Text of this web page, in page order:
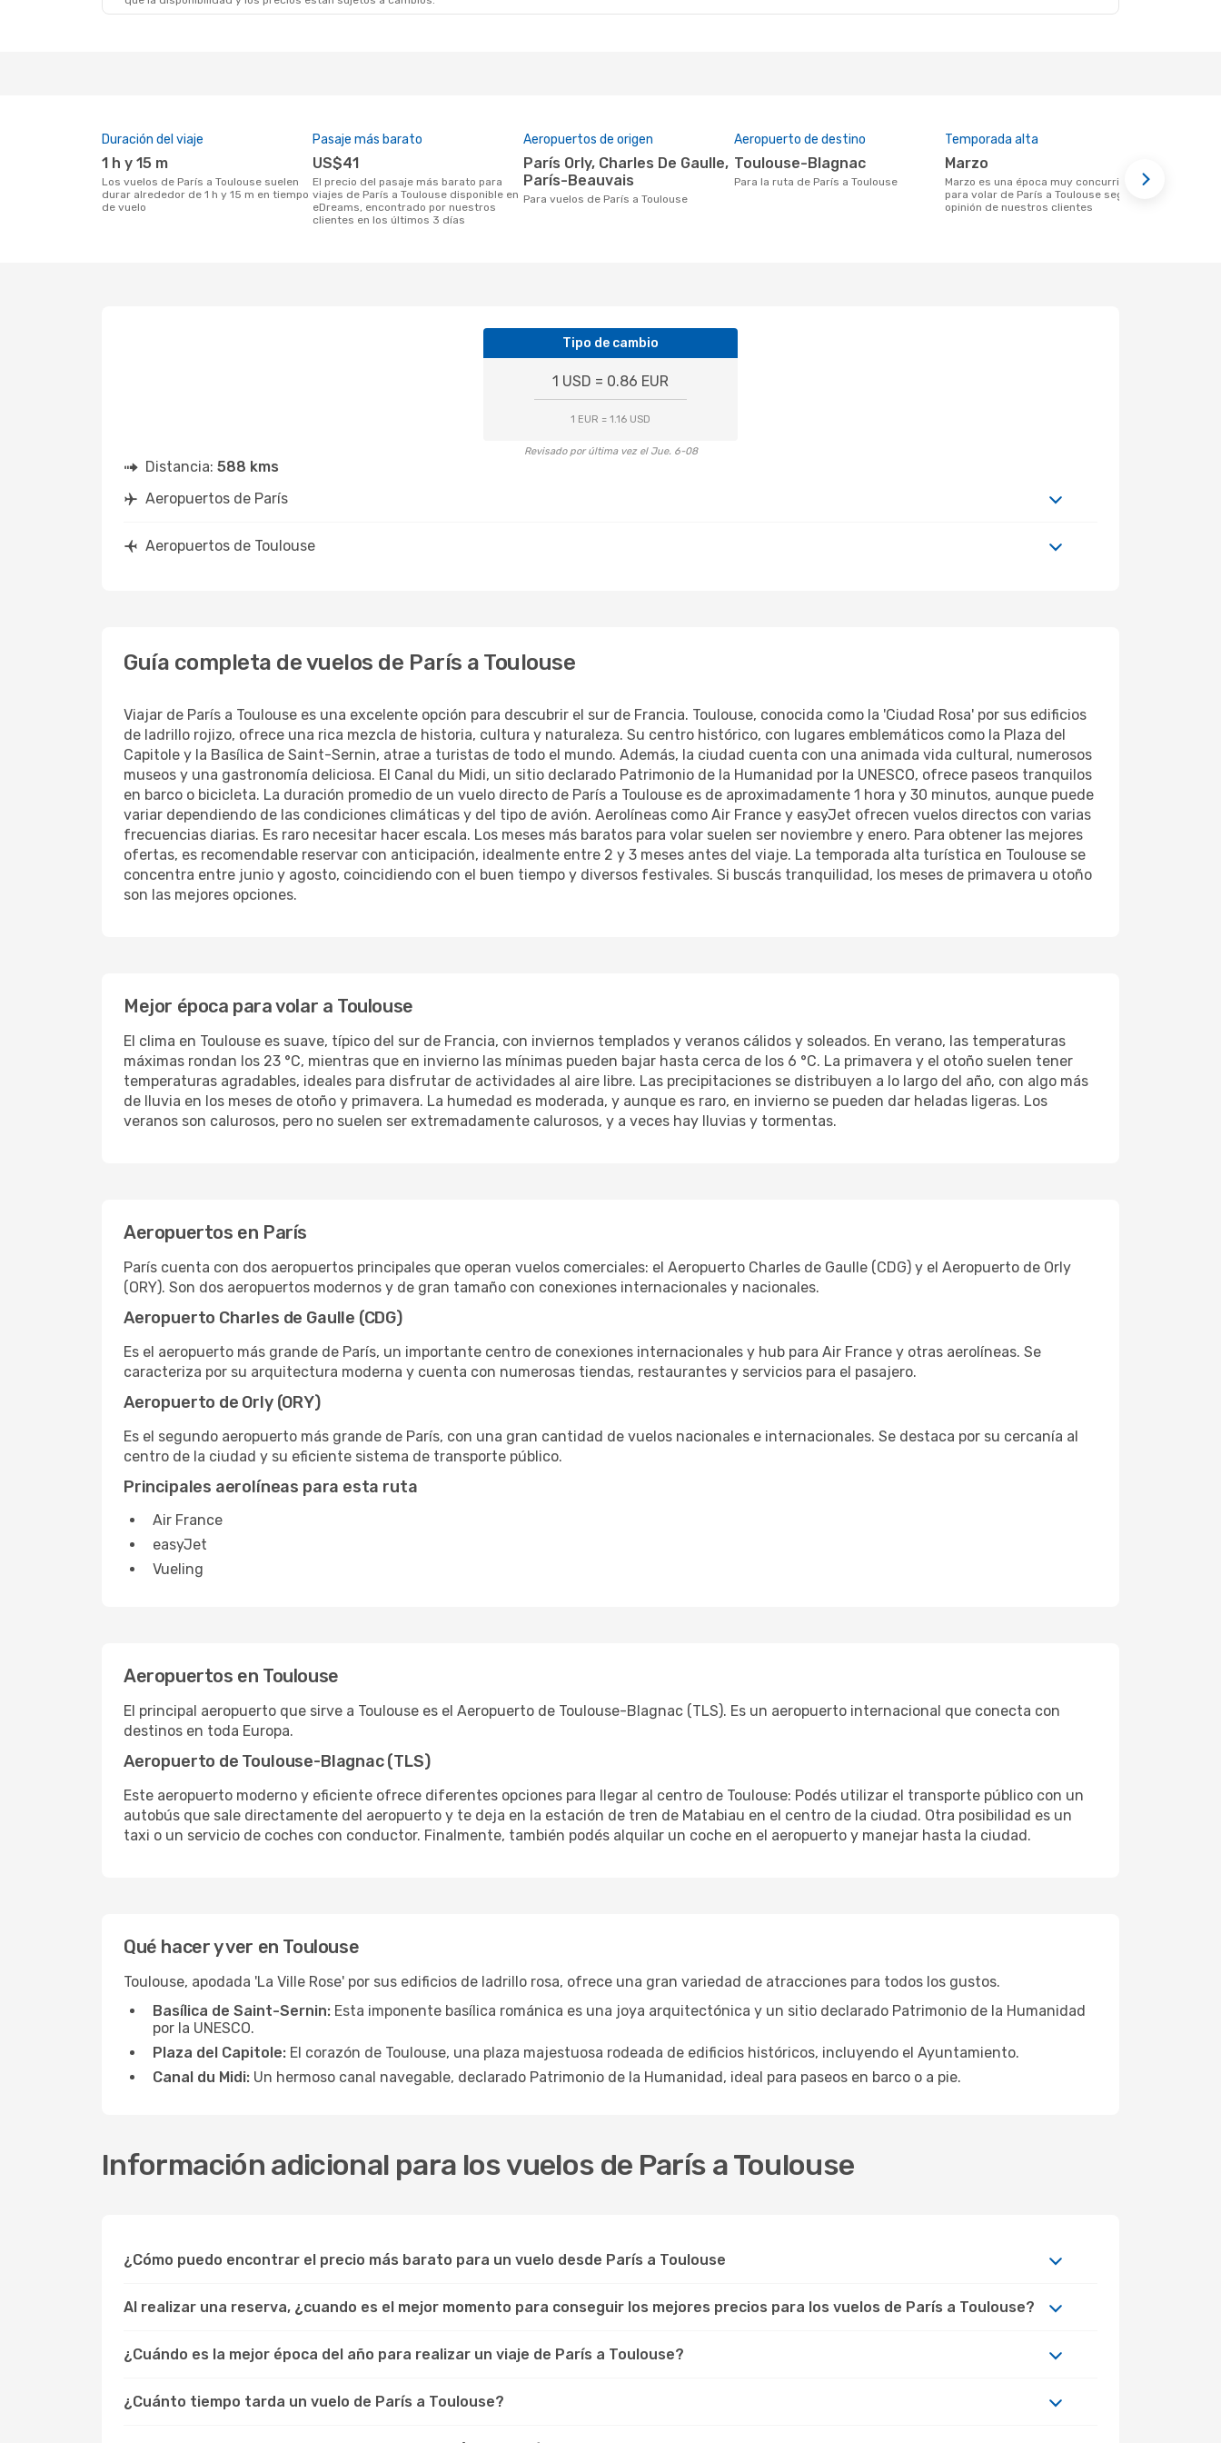
Duración del viaje
1 h y 15 m
Los vuelos de París a Toulouse suelen
durar alrededor de 1 h y 15 m en tiempo
de vuelo
Pasaje más barato
US$41
El precio del pasaje más barato para
viajes de París a Toulouse disponible en
eDreams, encontrado por nuestros
clientes en los últimos 3 días
Aeropuertos de origen
París Orly, Charles De Gaulle,
París-Beauvais
Para vuelos de París a Toulouse
Aeropuerto de destino
Toulouse-Blagnac
Para la ruta de París a Toulouse
Temporada alta
marzo
marzo es una época muy concurrida
para volar de París a Toulouse según la
opinión de nuestros clientes
Tipo de cambio
1 USD = 0.86 EUR
1 EUR = 1.16 USD
Revisado por última vez el Jue. 6-08
Distancia: 588 kms
Aeropuertos de París
Aeropuertos de Toulouse
Guía completa de vuelos de París a Toulouse
Viajar de París a Toulouse es una excelente opción para descubrir el sur de Francia. Toulouse, conocida como la 'Ciudad Rosa' por sus edificios
de ladrillo rojizo, ofrece una rica mezcla de historia, cultura y naturaleza. Su centro histórico, con lugares emblemáticos como la Plaza del
Capitole y la Basílica de Saint-Sernin, atrae a turistas de todo el mundo. Además, la ciudad cuenta con una animada vida cultural, numerosos
museos y una gastronomía deliciosa. El Canal du Midi, un sitio declarado Patrimonio de la Humanidad por la UNESCO, ofrece paseos tranquilos
en barco o bicicleta. La duración promedio de un vuelo directo de París a Toulouse es de aproximadamente 1 hora y 30 minutos, aunque puede
variar dependiendo de las condiciones climáticas y del tipo de avión. Aerolíneas como Air France y easyJet ofrecen vuelos directos con varias
frecuencias diarias. Es raro necesitar hacer escala. Los meses más baratos para volar suelen ser noviembre y enero. Para obtener las mejores
ofertas, es recomendable reservar con anticipación, idealmente entre 2 y 3 meses antes del viaje. La temporada alta turística en Toulouse se
concentra entre junio y agosto, coincidiendo con el buen tiempo y diversos festivales. Si buscás tranquilidad, los meses de primavera u otoño
son las mejores opciones.
Mejor época para volar a Toulouse
El clima en Toulouse es suave, típico del sur de Francia, con inviernos templados y veranos cálidos y soleados. En verano, las temperaturas
máximas rondan los 23 °C, mientras que en invierno las mínimas pueden bajar hasta cerca de los 6 °C. La primavera y el otoño suelen tener
temperaturas agradables, ideales para disfrutar de actividades al aire libre. Las precipitaciones se distribuyen a lo largo del año, con algo más
de lluvia en los meses de otoño y primavera. La humedad es moderada, y aunque es raro, en invierno se pueden dar heladas ligeras. Los
veranos son calurosos, pero no suelen ser extremadamente calurosos, y a veces hay lluvias y tormentas.
Aeropuertos en París
París cuenta con dos aeropuertos principales que operan vuelos comerciales: el Aeropuerto Charles de Gaulle (CDG) y el Aeropuerto de Orly
(ORY). Son dos aeropuertos modernos y de gran tamaño con conexiones internacionales y nacionales.
Aeropuerto Charles de Gaulle (CDG)
Es el aeropuerto más grande de París, un importante centro de conexiones internacionales y hub para Air France y otras aerolíneas. Se
caracteriza por su arquitectura moderna y cuenta con numerosas tiendas, restaurantes y servicios para el pasajero.
Aeropuerto de Orly (ORY)
Es el segundo aeropuerto más grande de París, con una gran cantidad de vuelos nacionales e internacionales. Se destaca por su cercanía al
centro de la ciudad y su eficiente sistema de transporte público.
Principales aerolíneas para esta ruta
Air France
easyJet
Vueling
Aeropuertos en Toulouse
El principal aeropuerto que sirve a Toulouse es el Aeropuerto de Toulouse-Blagnac (TLS). Es un aeropuerto internacional que conecta con
destinos en toda Europa.
Aeropuerto de Toulouse-Blagnac (TLS)
Este aeropuerto moderno y eficiente ofrece diferentes opciones para llegar al centro de Toulouse: Podés utilizar el transporte público con un
autobús que sale directamente del aeropuerto y te deja en la estación de tren de Matabiau en el centro de la ciudad. Otra posibilidad es un
taxi o un servicio de coches con conductor. Finalmente, también podés alquilar un coche en el aeropuerto y manejar hasta la ciudad.
Qué hacer y ver en Toulouse
Toulouse, apodada 'La Ville Rose' por sus edificios de ladrillo rosa, ofrece una gran variedad de atracciones para todos los gustos.
Basílica de Saint-Sernin: Esta imponente basílica románica es una joya arquitectónica y un sitio declarado Patrimonio de la Humanidad
por la UNESCO.
Plaza del Capitole: El corazón de Toulouse, una plaza majestuosa rodeada de edificios históricos, incluyendo el Ayuntamiento.
Canal du Midi: Un hermoso canal navegable, declarado Patrimonio de la Humanidad, ideal para paseos en barco o a pie.
Información adicional para los vuelos de París a Toulouse
¿Cómo puedo encontrar el precio más barato para un vuelo desde París a Toulouse
Al realizar una reserva, ¿cuando es el mejor momento para conseguir los mejores precios para los vuelos de París a Toulouse?
¿Cuándo es la mejor época del año para realizar un viaje de París a Toulouse?
¿Cuánto tiempo tarda un vuelo de París a Toulouse?